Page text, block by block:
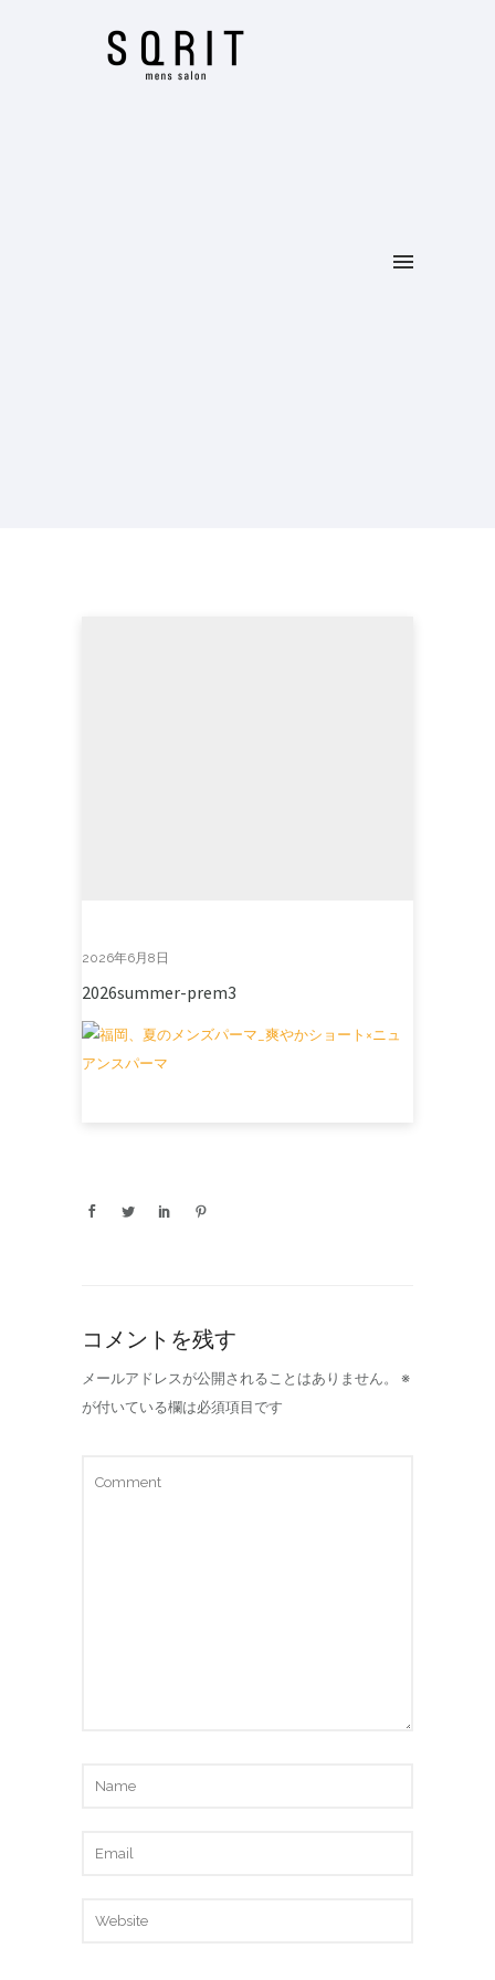
2026年6月8日
2026summer-prem3
コメントを残す
メールアドレスが公開されることはありません。
※
が付いている欄は必須項目です